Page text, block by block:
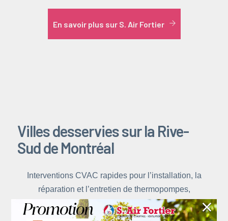
En savoir plus sur S. Air Fortier
Villes desservies sur la Rive-
Sud de Montréal
Interventions CVAC rapides pour l’installation, la
réparation et l’entretien de thermopompes,
climatisation et chauffage.
×